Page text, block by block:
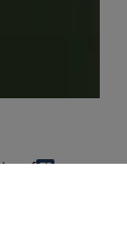
auf